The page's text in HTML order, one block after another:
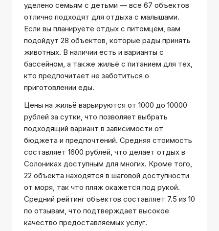
уделено семьям с детьми — все 67 объектов
отлично подходят для отдыха с малышами.
Если вы планируете отдых с питомцем, вам
подойдут 28 объектов, которые рады принять
животных. В наличии есть и варианты с
бассейном, а также жильё с питанием для тех,
кто предпочитает не заботиться о
приготовлении еды.
Цены на жильё варьируются от 1000 до 10000
рублей за сутки, что позволяет выбрать
подходящий вариант в зависимости от
бюджета и предпочтений. Средняя стоимость
составляет 1600 рублей, что делает отдых в
Солониках доступным для многих. Кроме того,
22 объекта находятся в шаговой доступности
от моря, так что пляж окажется под рукой.
Средний рейтинг объектов составляет 7.5 из 10
по отзывам, что подтверждает высокое
качество предоставляемых услуг.